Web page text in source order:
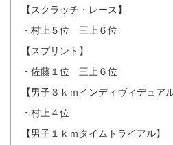
【スクラッチ・レース】
・村上５位 三上６位
【スプリント】
・佐藤１位 三上６位
【男子３ｋｍインディヴィデュア
・村上４位
【男子１ｋｍタイムトライアル】